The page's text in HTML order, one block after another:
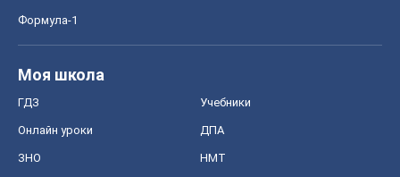
Формула-1
Моя школа
ГДЗ Учебники
Онлайн уроки ДПА
ЗНО НМТ